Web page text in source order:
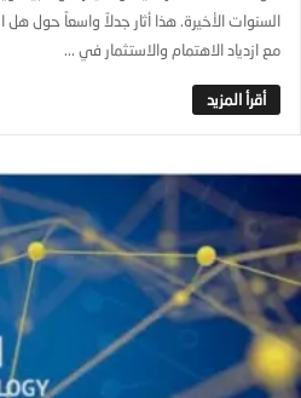
السنوات الأخيرة. هذا أثار جدلاً واسعاً حول هل
مع ازدياد الاهتمام والاستثمار في ...